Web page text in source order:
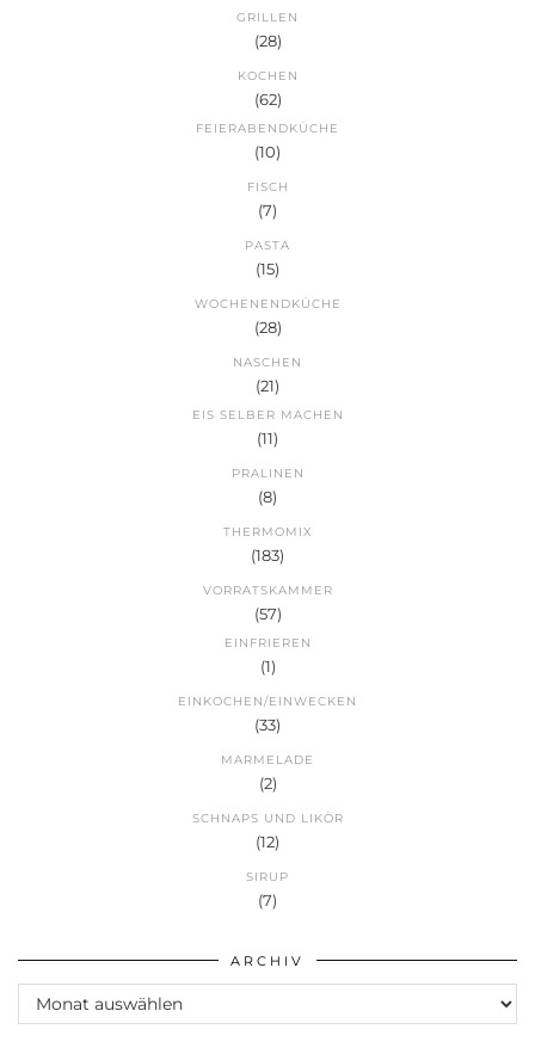
GRILLEN
(28)
KOCHEN
(62)
FEIERABENDKÜCHE
(10)
FISCH
(7)
PASTA
(15)
WOCHENENDKÜCHE
(28)
NASCHEN
(21)
EIS SELBER MACHEN
(11)
PRALINEN
(8)
THERMOMIX
(183)
VORRATSKAMMER
(57)
EINFRIEREN
(1)
EINKOCHEN/EINWECKEN
(33)
MARMELADE
(2)
SCHNAPS UND LIKÖR
(12)
SIRUP
(7)
ARCHIV
Archiv